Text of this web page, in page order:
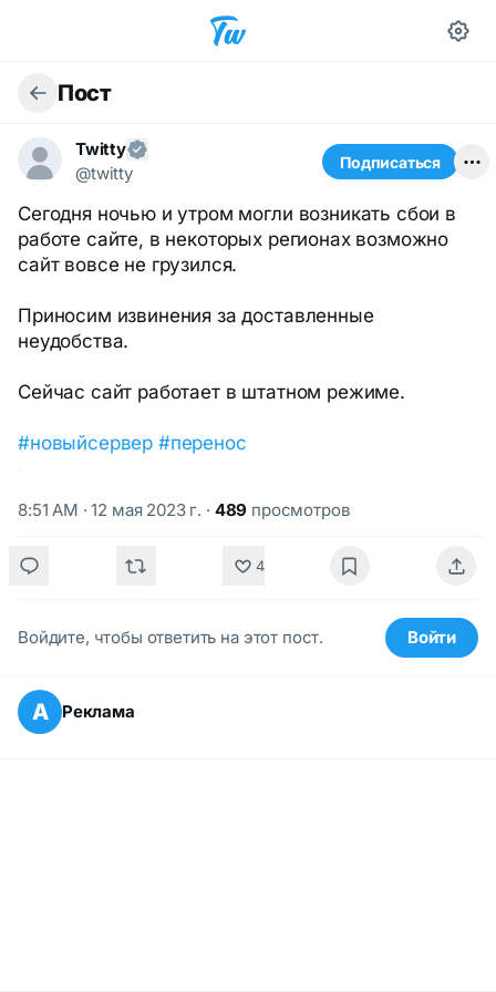
Пост
Twitty
@twitty
Подписаться
Сегодня ночью и утром могли возникать сбои в
работе сайте, в некоторых регионах возможно
сайт вовсе не грузился.
Приносим извинения за доставленные
неудобства.
Сейчас сайт работает в штатном режиме.
#новыйсервер #перенос
8:51 AM · 12 мая 2023 г. · 489 просмотров
4
Войдите, чтобы ответить на этот пост. Войти
А Реклама